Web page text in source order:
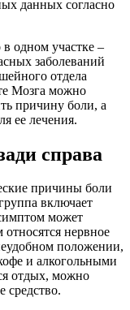
данных согласно
одном участке ‒
заболеваний
отдела
Мозга можно
причину боли, а
ее лечения.
справа
причины боли
включает
может
относятся нервное
положении,
и алкогольными
отдых, можно
средство.